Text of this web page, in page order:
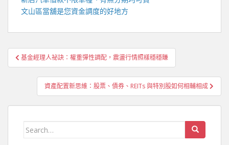
文山區當舖是您資金調度的好地方
文
章
基金經理人祕訣：權重彈性調配，震盪行情照樣穩穩賺
資產配置新思維：股票、債券、REITs 與特別股如何相輔相成
Search